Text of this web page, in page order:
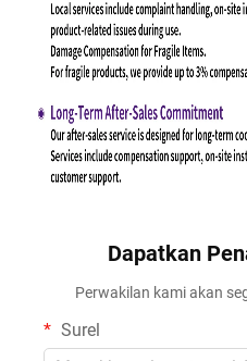
Dapatkan
Perwakilan kami akan
Surel